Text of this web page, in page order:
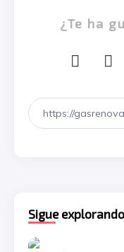
¿Te ha
Sigue explorando